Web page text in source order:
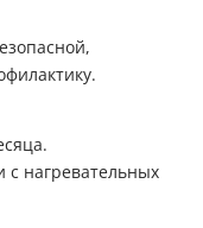
с нагревательных